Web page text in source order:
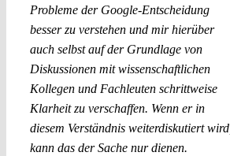
Probleme der Google-Entscheidung
besser zu verstehen und mir hierüber
auch selbst auf der Grundlage von
Diskussionen mit wissenschaftlichen
Kollegen und Fachleuten schrittweise
Klarheit zu verschaffen. Wenn er in
diesem Verständnis weiterdiskutiert wird,
kann das der Sache nur dienen.